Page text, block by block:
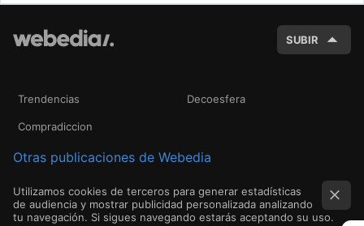
SUBIR
Trendencias Decoesfera
Compradiccion
Otras publicaciones de Webedia
Utilizamos cookies de terceros para generar estadísticas
de audiencia y mostrar publicidad personalizada analizando
tu navegación. Si sigues navegando estarás aceptando su uso.